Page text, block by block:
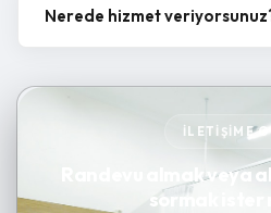
Nerede hizmet
İLETIŞIME
Randevu almak veya
sormak ister